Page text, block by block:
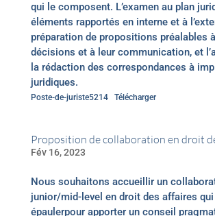
qui le composent. L’examen au plan
éléments rapportés en interne et à
préparation de propositions préalables
décisions et à leur communication, et
la rédaction des correspondances à
juridiques.
Poste-de-juriste5214 Télécharger
Proposition de collaboration en droit
Fév 16, 2023
Nous souhaitons accueillir un
junior/mid-level en droit des affaires
épaulerpour apporter un conseil